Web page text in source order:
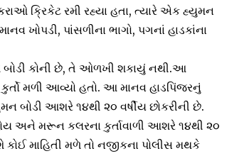
ક્રિકેટ રમી રહ્યા હતા, ત્યારે એક હ્યુમન
ખોપડી, પાંસળીના ભાગો, પગનાં હાડકાંના
કોની છે, તે ઓળખી શકાયું નથી.આ
મળી આવ્યો હતો. આ માનવ હાડપિંજરનું
બોડી આશરે ૧૪થી ૨૦ વર્ષીય છોકરીની છે.
અને મરૂન કલરના કુર્તાવાળી આશરે ૧૪થી ૨૦
કોઈ માહિતી મળે તો નજીકના પોલીસ મથકે